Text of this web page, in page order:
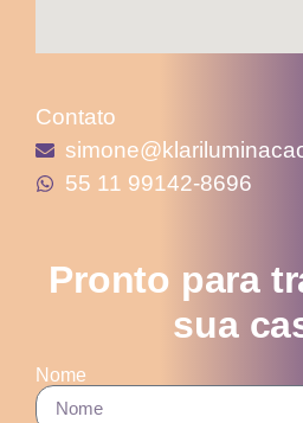
Contato
55 11 99142-8696
Pronto para
sua
Nome